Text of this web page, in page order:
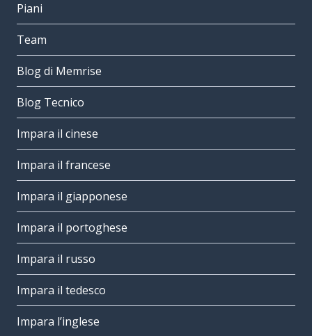
Piani
Team
Blog di Memrise
Blog Tecnico
Impara il cinese
Impara il francese
Impara il giapponese
Impara il portoghese
Impara il russo
Impara il tedesco
Impara l’inglese